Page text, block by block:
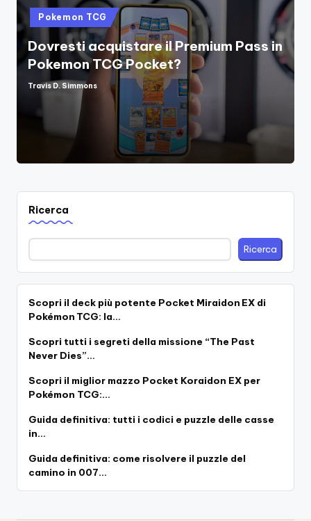
Posted
in
Pokemon TCG
Dovresti acquistare il Premium Pass in
Pokemon TCG Pocket?
Posted
Travis D. Simmons
Ricerca
Ricerca
Scopri il deck più potente Pocket Miraidon EX di
Pokémon TCG: la…
Scopri tutti i segreti della missione “The Past
Never Dies”…
Scopri il miglior mazzo Pocket Koraidon EX per
Pokémon TCG:…
Guida definitiva: tutti i codici e puzzle delle casse
in…
Guida definitiva: come risolvere il puzzle del
camino in 007…